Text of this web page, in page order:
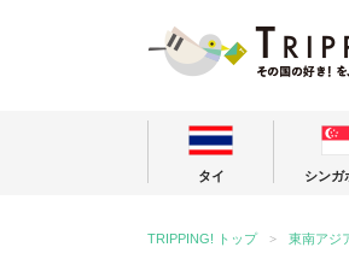
タイ シンガ
TRIPPING! トップ 東南アジ